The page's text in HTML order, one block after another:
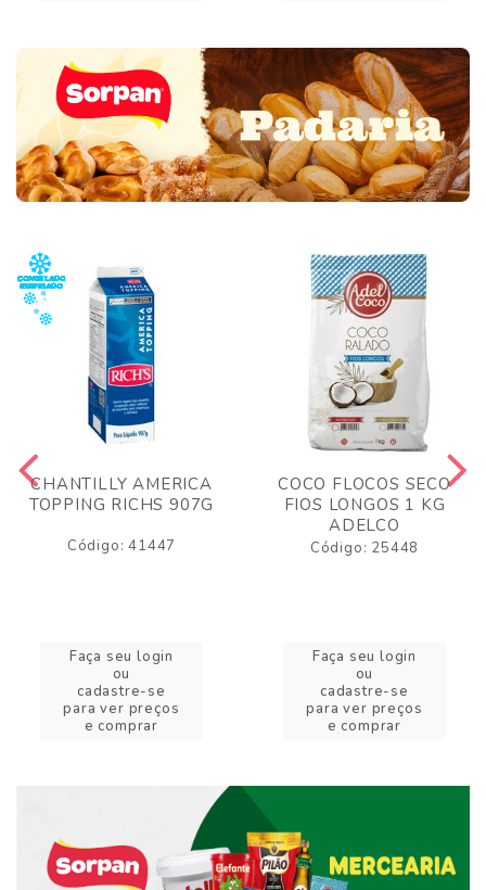
CHANTILLY AMERICA
TOPPING RICHS 907G
Código: 41447
Faça seu login
ou
cadastre-se
para ver preços
e comprar
COCO FLOCOS SECO
FIOS LONGOS 1 KG
ADELCO
Código: 25448
Faça seu login
ou
cadastre-se
para ver preços
e comprar